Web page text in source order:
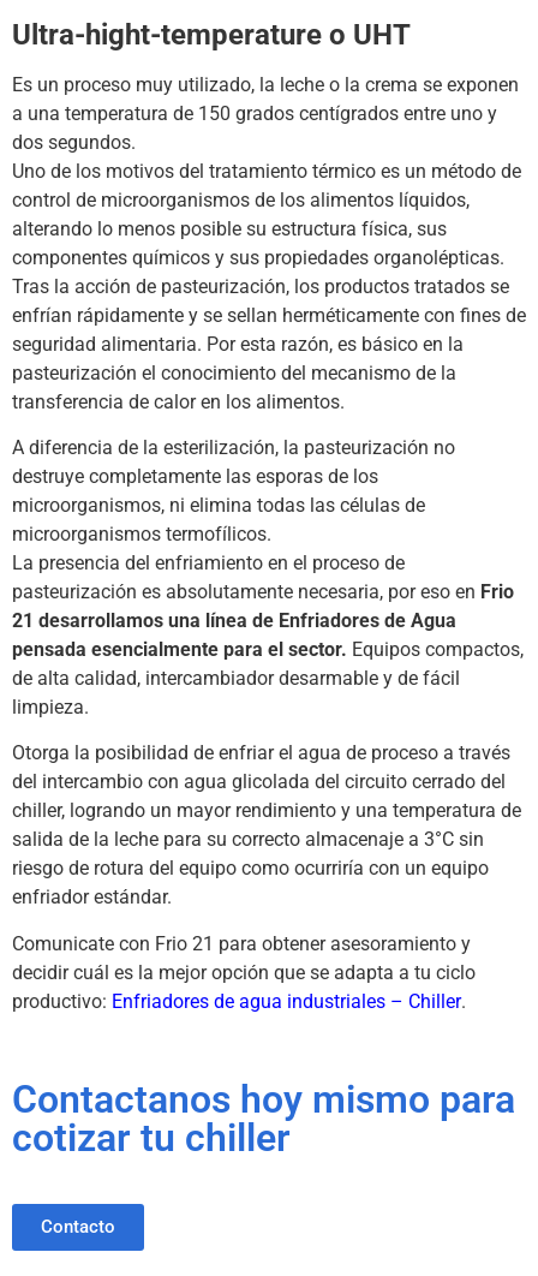
Ultra-hight-temperature o UHT
Es un proceso muy utilizado, la leche o la crema se exponen
a una temperatura de 150 grados centígrados entre uno y
dos segundos.
Uno de los motivos del tratamiento térmico es un método de
control de microorganismos de los alimentos líquidos,
alterando lo menos posible su estructura física, sus
componentes químicos y sus propiedades organolépticas.
Tras la acción de pasteurización, los productos tratados se
enfrían rápidamente y se sellan herméticamente con fines de
seguridad alimentaria. Por esta razón, es básico en la
pasteurización el conocimiento del mecanismo de la
transferencia de calor en los alimentos.
A diferencia de la esterilización, la pasteurización no
destruye completamente las esporas de los
microorganismos, ni elimina todas las células de
microorganismos termofílicos.
La presencia del enfriamiento en el proceso de
pasteurización es absolutamente necesaria, por eso en Frio
21 desarrollamos una línea de Enfriadores de Agua
pensada esencialmente para el sector. Equipos compactos,
de alta calidad, intercambiador desarmable y de fácil
limpieza.
Otorga la posibilidad de enfriar el agua de proceso a través
del intercambio con agua glicolada del circuito cerrado del
chiller, logrando un mayor rendimiento y una temperatura de
salida de la leche para su correcto almacenaje a 3°C sin
riesgo de rotura del equipo como ocurriría con un equipo
enfriador estándar.
Comunicate con Frio 21 para obtener asesoramiento y
decidir cuál es la mejor opción que se adapta a tu ciclo
productivo: Enfriadores de agua industriales – Chiller.
Contactanos hoy mismo para
cotizar tu chiller
Contacto